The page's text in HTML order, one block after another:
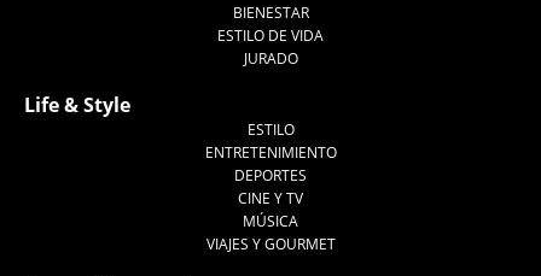
BIENESTAR
ESTILO DE VIDA
JURADO
Life & Style
ESTILO
ENTRETENIMIENTO
DEPORTES
CINE Y TV
MÚSICA
VIAJES Y GOURMET